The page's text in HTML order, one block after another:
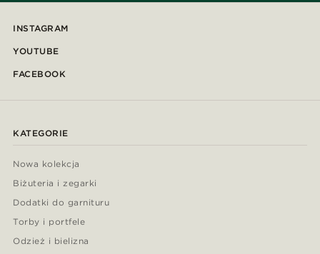
INSTAGRAM
YOUTUBE
FACEBOOK
KATEGORIE
Nowa kolekcja
Biżuteria i zegarki
Dodatki do garnituru
Torby i portfele
Odzież i bielizna